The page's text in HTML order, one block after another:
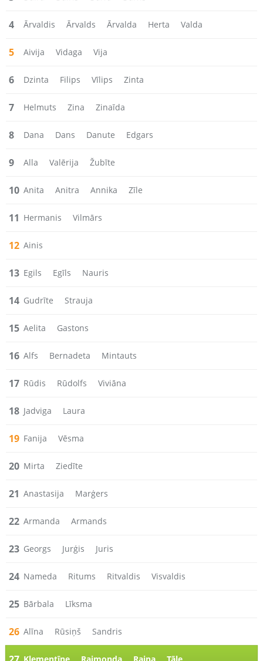
4 Ārvaldis Ārvalds Ārvalda Herta Valda
5 Aivija Vidaga Vija
6 Dzinta Filips Vīlips Zinta
7 Helmuts Zina Zinaīda
8 Dana Dans Danute Edgars
9 Alla Valērija Žubīte
10 Anita Anitra Annika Zīle
11 Hermanis Vilmārs
12 Ainis
13 Egils Egīls Nauris
14 Gudrīte Strauja
15 Aelita Gastons
16 Alfs Bernadeta Mintauts
17 Rūdis Rūdolfs Viviāna
18 Jadviga Laura
19 Fanija Vēsma
20 Mirta Ziedīte
21 Anastasija Marģers
22 Armanda Armands
23 Georgs Jurģis Juris
24 Nameda Ritums Ritvaldis Visvaldis
25 Bārbala Līksma
26 Alīna Rūsiņš Sandris